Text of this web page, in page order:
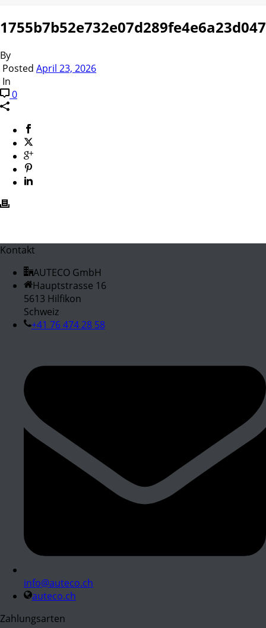
By
Posted April 23, 2026
In
0
Kontakt
AUTECO GmbH
Hauptstrasse 16
5613 Hilfikon
Schweiz
+41 76 474 28 58
info@auteco.ch
auteco.ch
Zahlungsarten